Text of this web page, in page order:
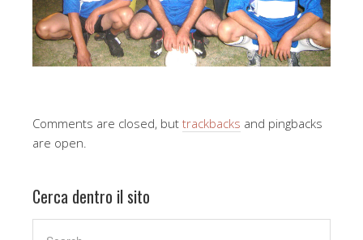
Comments are closed, but trackbacks and pingbacks
are open.
Cerca dentro il sito